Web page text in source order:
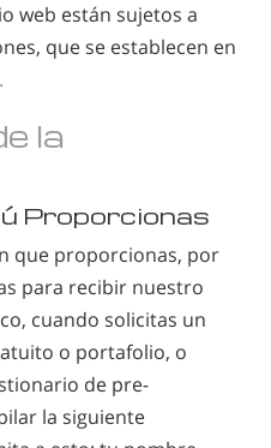
web están sujetos a
que se establecen en
la
Proporcionas
que proporcionas, por
para recibir nuestro
cuando solicitas un
o portafolio, o
de pre-
la siguiente